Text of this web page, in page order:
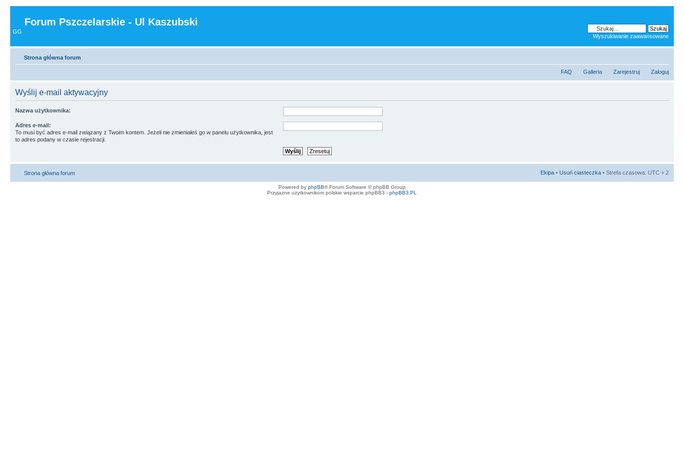
Forum Pszczelarskie - Ul Kaszubski
GG
Wyszukiwanie zaawansowane
Strona główna forum
FAQ Galleria Zarejestruj Zaloguj
Wyślij e-mail aktywacyjny
Nazwa użytkownika:
Adres e-mail:
To musi być adres e-mail związany z Twoim kontem. Jeżeli nie zmieniałeś go w panelu użytkownika, jest
to adres podany w czasie rejestracji.
Strona główna forum Ekipa • Usuń ciasteczka • Strefa czasowa: UTC + 2
Powered by phpBB® Forum Software © phpBB Group
Przyjazne użytkownikom polskie wsparcie phpBB3 - phpBB3.PL